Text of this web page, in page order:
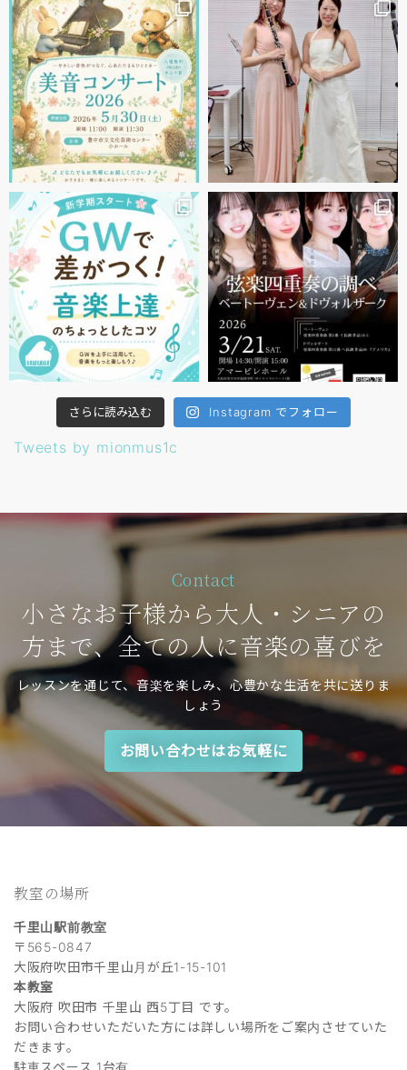
さらに読み込む Instagram でフォロー
Tweets by mionmus1c
Contact
小さなお子様から大人・シニアの
方まで、全ての人に音楽の喜びを
レッスンを通じて、音楽を楽しみ、心豊かな生活を共に送りま
しょう
お問い合わせはお気軽に
教室の場所
千里山駅前教室
〒565-0847
大阪府吹田市千里山月が丘1-15-101
本教室
大阪府 吹田市 千里山 西5丁目 です。
お問い合わせいただいた方には詳しい場所をご案内させていた
だきます。